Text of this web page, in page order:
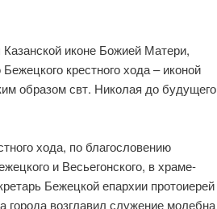
иконе Божией Матери,
крестного хода – иконой
образом свт. Николая до будущего
хода, по благословению
и Весьегонского, в храме-
Бежецкой епархии протоиерей
возглавил служение молебна